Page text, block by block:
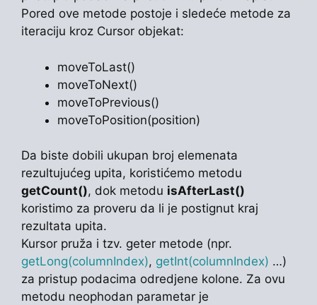
Pored ove metode postoje i sledeće metode za
iteraciju kroz Cursor objekat:
moveToLast()
moveToNext()
moveToPrevious()
moveToPosition(position)
Da biste dobili ukupan broj elemenata
rezultujućeg upita, koristićemo metodu
getCount(), dok metodu isAfterLast()
koristimo za proveru da li je postignut kraj
rezultata upita.
Kursor pruža i tzv. geter metode (npr.
getLong(columnIndex), getInt(columnIndex) …)
za pristup podacima odredjene kolone. Za ovu
metodu neophodan parametar je